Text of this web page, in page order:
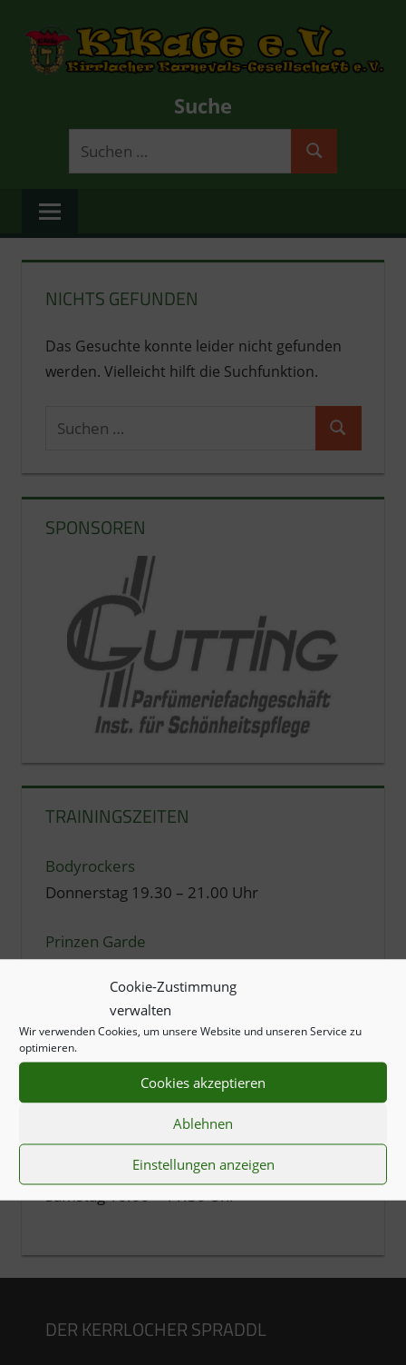
Cookie-Zustimmung
verwalten
Wir verwenden Cookies, um unsere Website und unseren Service zu
optimieren.
Cookies akzeptieren
Ablehnen
Einstellungen anzeigen
Inhalt
springen
KIRRLACHER
KARNEVALS-
GESELLSCHAFT
–
IN
KIRRLACH
Kirrlacher
e.V.
Kirrlach.
Suche
Suchen
Suchen
NICHTS GEFUNDEN
Das Gesuchte konnte leider nicht gefunden
werden. Vielleicht hilft die Suchfunktion.
Suchen
Suchen
SPONSOREN
TRAININGSZEITEN
Bodyrockers
Donnerstag 19.30 – 21.00 Uhr
Prinzen Garde
Spraddl Garde
Dienstag 17.30 – 19.30 Uhr
Wichtel Garde
Donnerstag 17.30 – 19.00 Uhr
Zwuggl Garde
Samstag 10.00 – 11.30 Uhr
DER KERRLOCHER SPRADDL